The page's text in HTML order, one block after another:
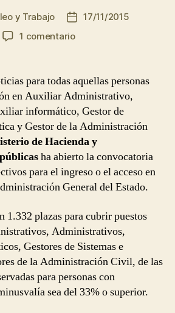
y Trabajo
Fecha17/11/2015
1 comentarioen
1.332
plazas
para
trabajar
en
la
Administración
General
para todas aquellas personas
en Auxiliar Administrativo,
informático, Gestor de
y Gestor de la Administración
de Hacienda y
ha abierto la convocatoria
para el ingreso o el acceso en
General del Estado.
1.332 plazas para cubrir puestos
Administrativos,
Gestores de Sistemas e
de la Administración Civil, de las
para personas con
sea del 33% o superior.